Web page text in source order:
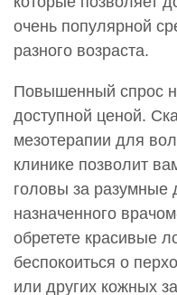
очень популярной
разного возраста.
Повышенный спрос
доступной ценой.
мезотерапии для
клинике позволит
головы за разумные
назначенного
обретете красивые
беспокоиться о
или других кожных